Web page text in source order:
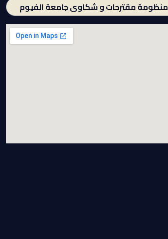
منظومة مقترحات و شكاوى جامعة الفيوم